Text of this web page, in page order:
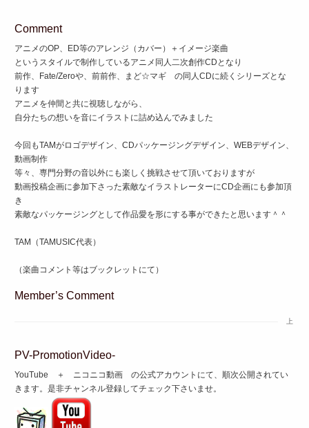
Comment
アニメのOP、ED等のアレンジ（カバー）＋イメージ楽曲
というスタイルで制作しているアニメ同人二次創作CDとなり
前作、Fate/Zeroや、前前作、まど☆マギ の同人CDに続くシリーズとな
ります
アニメを仲間と共に視聴しながら、
自分たちの想いを音にイラストに詰め込んでみました
今回もTAMがロゴデザイン、CDパッケージングデザイン、WEBデザイン、
動画制作
等々、専門分野の音以外にも楽しく挑戦させて頂いておりますが
動画投稿企画に参加下さった素敵なイラストレーターにCD企画にも参加頂
き
素敵なパッケージングとして作品愛を形にする事ができたと思います＾＾
TAM（TAMUSIC代表）
（楽曲コメント等はブックレットにて）
Member’s Comment
上
PV-PromotionVideo-
YouTube ＋ ニコニコ動画 の公式アカウントにて、順次公開されてい
きます。是非チャンネル登録してチェック下さいませ。